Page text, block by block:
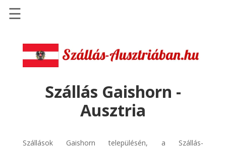
Szállások
Szállásinfo.eu
Repülőjegy
pénzvisszatérítéssel
☰
Szállás Gaishorn -
Ausztria
Szállások Gaishorn településén, a Szállás-